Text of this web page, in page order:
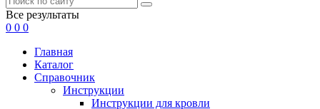
Все результаты
0 0 0
Главная
Каталог
Cправочник
Инструкции
Инструкции для кровли